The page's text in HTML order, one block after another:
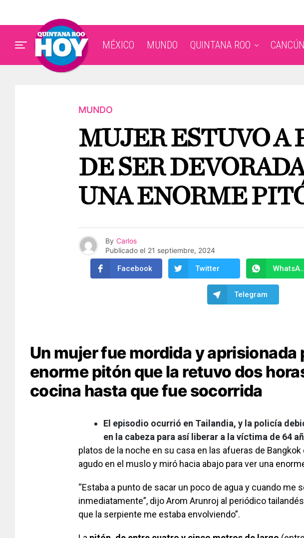
MÉXICO MUNDO QUINTANA ROO CANCÚN
MUNDO
MUJER ESTUVO A
DE SER
UNA ENORME
By Carlos
Publicado el 21 septiembre, 2024
Facebook Twitter
Telegram
Un mujer fue mordida y aprisionada
enorme pitón que la retuvo dos
cocina hasta que fue socorrida
El episodio ocurrió en Tailandia, y la policía
en la cabeza para así liberar a la víctima de 64
platos de la noche en su casa en las afueras de
agudo en el muslo y miró hacia abajo para ver una
“Estaba a punto de sacar un poco de agua y cuando me
inmediatamente”, dijo Arom Arunroj al periódico
que la serpiente me estaba envolviendo”.